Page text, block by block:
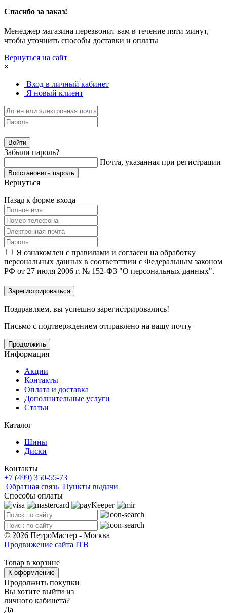
Спасибо за заказ!
Менеджер магазина перезвонит вам в течение пяти минут,
чтобы уточнить способы доставки и оплаты
Вернуться на сайт
×
Вход в личный кабинет
Я новый клиент
Забыли пароль?
Почта, указанная при регистрации
Вернуться
Назад к форме входа
Я ознакомлен с правилами и согласен на обработку
персональных данных в соответствии с Федеральным законом
РФ от 27 июля 2006 г. № 152-ФЗ "О персональных данных".
Поздравляем, вы успешно зарегистрировались!
Письмо с подтверждением отправлено на вашу почту
Продолжить
Информация
Акции
Контакты
Оплата и доставка
Дополнительные услуги
Статьи
Каталог
Шины
Диски
Контакты
+7 (499) 350-55-73
Обратная связь Пункты выдачи
Способы оплаты
© 2026 ПетроМастер - Москва
Продвижение сайта ITB
Товар в корзине
К оформлению
Продолжить покупки
Вы хотите выйти из
личного кабинета?
Да